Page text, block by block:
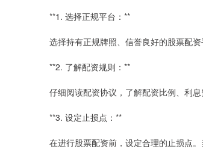
**1. 选择正规平台：**
选择持有正规牌照、信誉良好的股票配
**2. 了解配资规则：**
仔细阅读配资协议，了解配资比例、利
**3. 设定止损点：**
在进行股票配资前，设定合理的止损点